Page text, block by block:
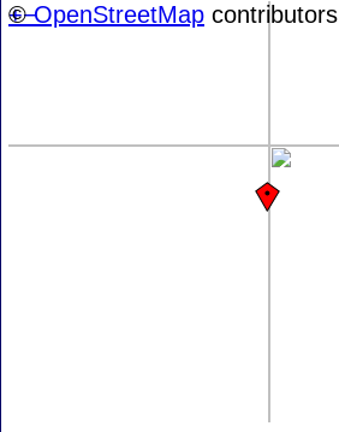
+−
©OpenStreetMap contributors